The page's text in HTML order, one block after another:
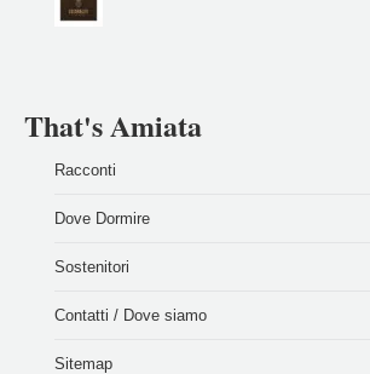
That's Amiata
Racconti
Dove Dormire
Sostenitori
Contatti / Dove siamo
Sitemap